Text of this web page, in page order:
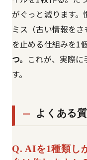
がぐっと減ります
ミス（古い情報をさ
を止める仕組みを1個
つ。 これが、実際
す。
よくある
Q. AIを1種類し